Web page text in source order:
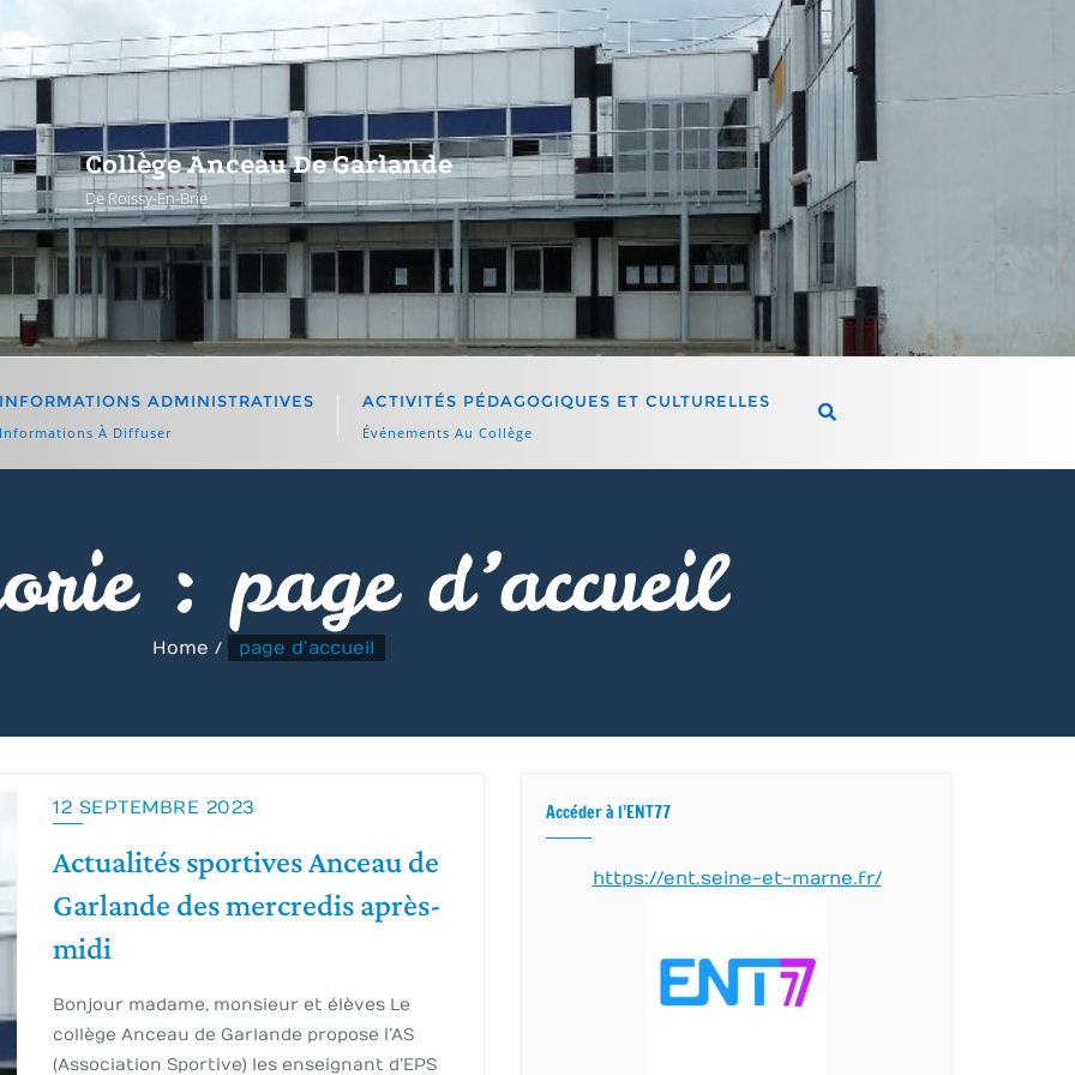
Collège Anceau De Garlande
De Roissy-En-Brie
INFORMATIONS ADMINISTRATIVES
Informations À Diffuser
ACTIVITÉS PÉDAGOGIQUES ET CULTURELLES
Événements Au Collège
:page d’accueil
Home page d’accueil
12 SEPTEMBRE 2023
Actualités sportives Anceau de
Garlande des mercredis après-
midi
Bonjour madame, monsieur et élèves Le
collège Anceau de Garlande propose l’AS
(Association Sportive) les enseignant d’EPS
Accéder à l’ENT77
https://ent.seine-et-marne.fr/